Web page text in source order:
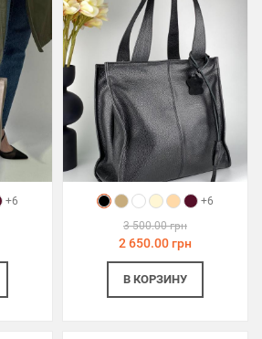
+6
+6
3 500.00 грн
2 650.00 грн
В КОРЗИНУ